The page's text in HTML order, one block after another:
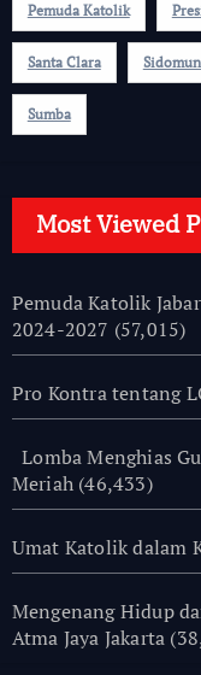
Pemuda Katolik
Santa Clara
Sumba
Most Viewed
Pemuda Katolik
2024-2027 (57,015)
Pro Kontra tentang
Lomba Menghias
Meriah (46,433)
Umat Katolik dalam
Mengenang Hidup
Atma Jaya Jakarta